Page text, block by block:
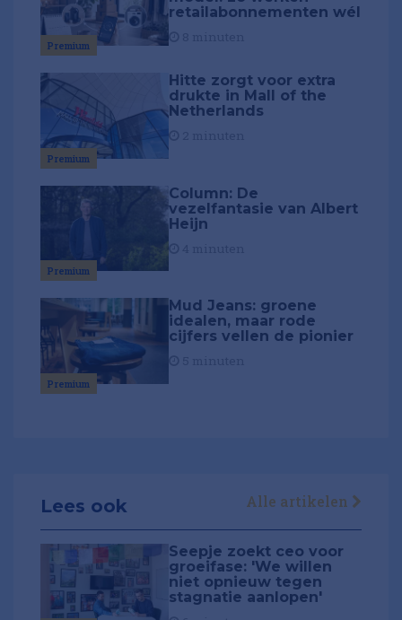
Premium
retailabonnementen wél
Premium
Hitte zorgt voor extra
drukte in Mall of the
Netherlands
Premium
Column: De
vezelfantasie van Albert
Heijn
Premium
Mud Jeans: groene
idealen, maar rode
cijfers vellen de pionier
Lees ook Alle artikelen
Seepje zoekt ceo voor
groeifase: 'We willen
niet opnieuw tegen
stagnatie aanlopen'